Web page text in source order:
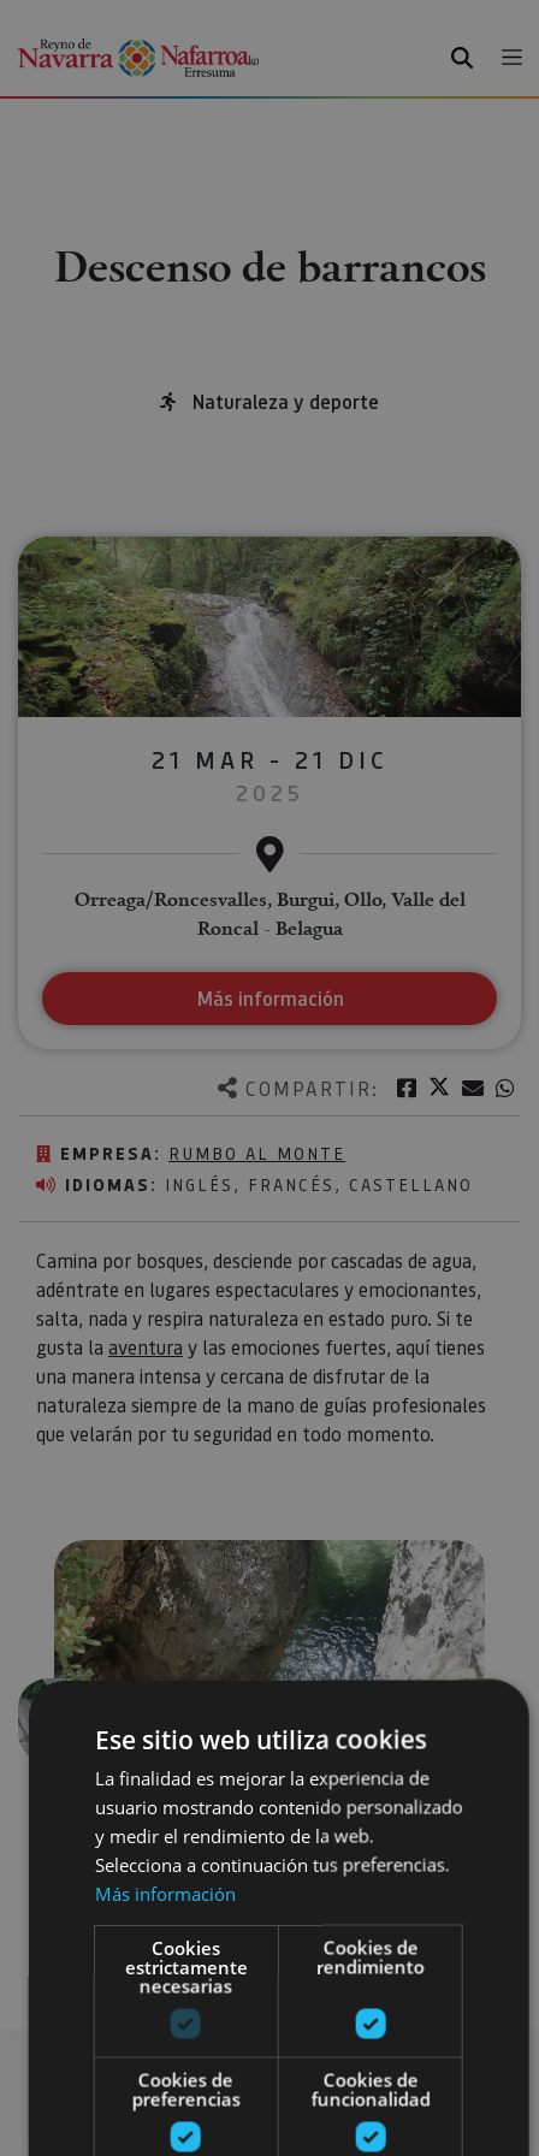
BUSCAR
Descenso de barrancos
Naturaleza y deporte
COMPARTIR: Facebook
Twitter
EMPRESA: RUMBO AL MONTE
IDIOMAS: INGLÉS, FRANCÉS, CASTELLANO
Camina por bosques, desciende por cascadas de agua,
adéntrate en lugares espectaculares y emocionantes,
salta, nada y respira naturaleza en estado puro. Si te
gusta la aventura y las emociones fuertes, aquí tienes
una manera intensa y cercana de disfrutar de la
naturaleza siempre de la mano de guías profesionales
que velarán por tu seguridad en todo momento.
21 MAR - 21 DIC
2025
Orreaga/Roncesvalles, Burgui, Ollo, Valle del
Roncal - Belagua
Más información
Anterior
Senderismo y montaña Agua
Ese sitio web utiliza cookies
La finalidad es mejorar la experiencia de
usuario mostrando contenido personalizado
y medir el rendimiento de la web.
Selecciona a continuación tus preferencias.
Más información
Cookies
estrictamente
necesarias
Cookies de
rendimiento
Cookies de
preferencias
Cookies de
funcionalidad